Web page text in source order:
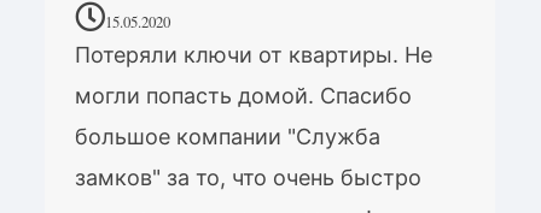
15.05.2020
Потеряли ключи от квартиры. Не
могли попасть домой. Спасибо
большое компании "Служба
замков" за то, что очень быстро